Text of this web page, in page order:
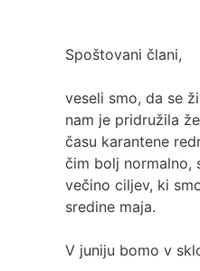
Spoštovani člani,
veseli smo, da se
nam je pridružila
času karantene
čim bolj normalno,
večino ciljev, ki
sredine maja.
V juniju bomo v